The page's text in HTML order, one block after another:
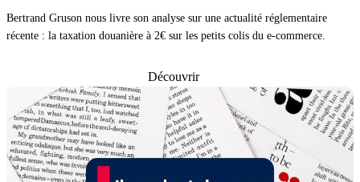
Bertrand Gruson nous livre son analyse sur une actualité réglementaire
récente : la taxation douanière à 2€ sur les petits colis du e-commerce.
Découvrir